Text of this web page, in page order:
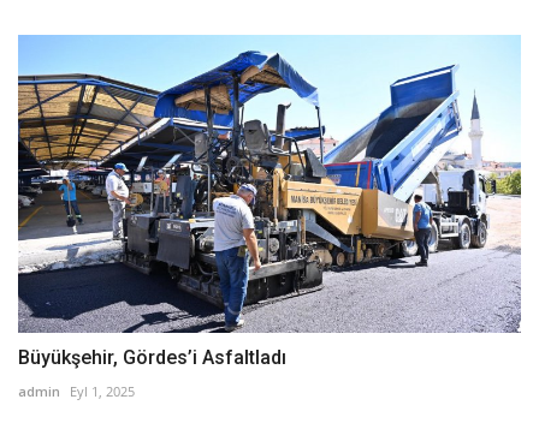
Büyükşehir, Gördes’i Asfaltladı
admin Eyl 1, 2025